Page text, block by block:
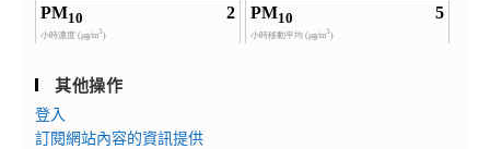
其他操作
登入
訂閱網站內容的資訊提供